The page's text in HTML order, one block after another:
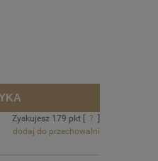
Zyskujesz 179 pkt [ ?
dodaj do przechowalni